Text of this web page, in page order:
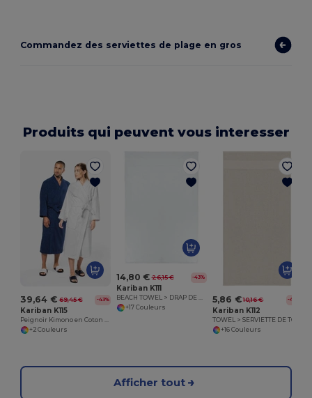
Commandez des serviettes de plage en gros
Produits qui peuvent vous interesser
39,64 € 69,45 € -43%
Kariban K115
+2 Couleurs
14,80 € 26,15 € -43%
Kariban K111
+17 Couleurs
5,86 € 10,16 € -42%
Kariban K112
+16 Couleurs
Afficher tout